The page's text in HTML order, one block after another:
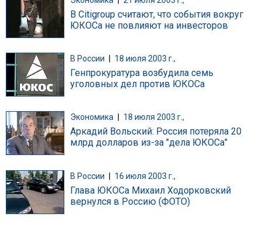
В Citigroup считают, что события вокруг
ЮКОСа не повлияют на инвесторов
В России 18 июля 2003 г.,
Генпрокуратура возбудила семь
уголовных дел против ЮКОСа
Экономика 18 июля 2003 г.,
Аркадий Вольский: Россия потеряла 20
млрд долларов из-за "дела ЮКОСа"
В России | 16 июля 2003 г.,
Глава ЮКОСа Михаил Ходорковский
вернулся в Россию (ФОТО)